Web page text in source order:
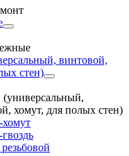
винтовой,
стен)
хомут, для полых стен)